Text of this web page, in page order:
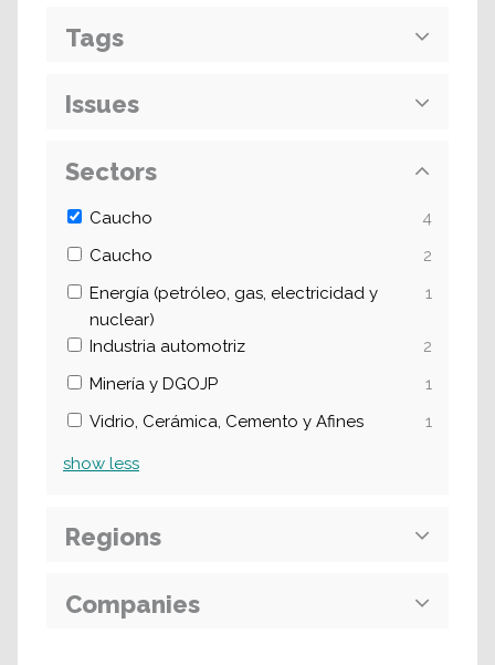
Tags
Issues
Sectors
Caucho
4
Caucho
2
Energía (petróleo, gas, electricidad y
nuclear)
1
Industria automotriz
2
Minería y DGOJP
1
Vidrio, Cerámica, Cemento y Afines
1
show less
Regions
Companies